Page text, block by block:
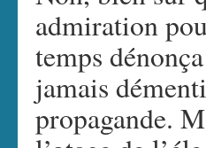
admiration
temps
jamais
propagande.